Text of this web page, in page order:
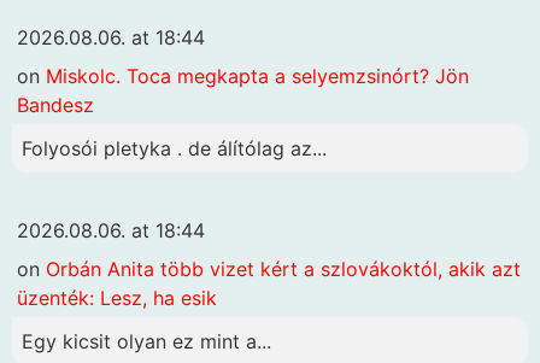
2026.08.06. at 18:44
on Miskolc. Toca megkapta a selyemzsinórt? Jön
Bandesz
Folyosói pletyka . de álítólag az...
2026.08.06. at 18:44
on Orbán Anita több vizet kért a szlovákoktól, akik azt
üzenték: Lesz, ha esik
Egy kicsit olyan ez mint a...